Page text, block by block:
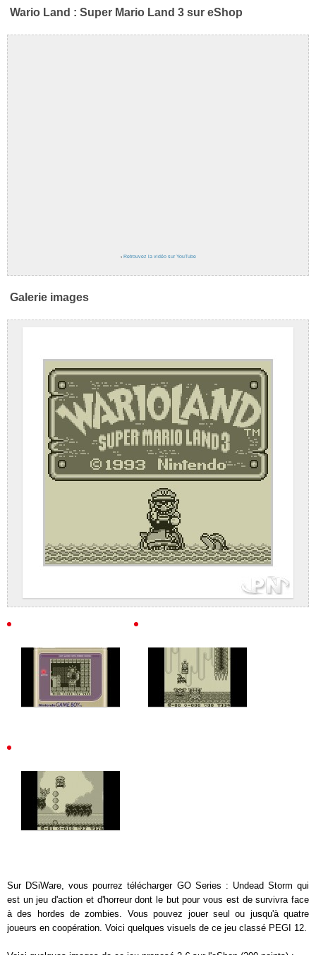
Wario Land : Super Mario Land 3 sur eShop
› Retrouvez la vidéo sur YouTube
Galerie images
Sur DSiWare, vous pourrez télécharger GO Series : Undead Storm qui
est un jeu d'action et d'horreur dont le but pour vous est de survivra face
à des hordes de zombies. Vous pouvez jouer seul ou jusqu'à quatre
joueurs en coopération. Voici quelques visuels de ce jeu classé PEGI 12.